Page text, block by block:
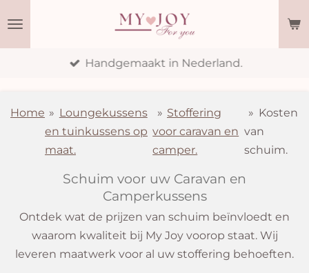
Handgemaakt in Nederland.
Home » Loungekussens
en tuinkussens op
maat.
» Stoffering
voor caravan en
camper.
» Kosten
van
schuim.
Schuim voor uw Caravan en
Camperkussens
Ontdek wat de prijzen van schuim beïnvloedt en
waarom kwaliteit bij My Joy voorop staat. Wij
leveren maatwerk voor al uw stoffering behoeften.